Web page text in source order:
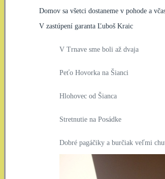
Domov sa všetci dostaneme v pohode a
V zastúpení garanta Ľuboš Kraic
V Trnave sme boli až dvaja
Peťo Hovorka na Šianci
Hlohovec od Šianca
Stretnutie na Posádke
Dobré pagáčiky a burčiak veľmi